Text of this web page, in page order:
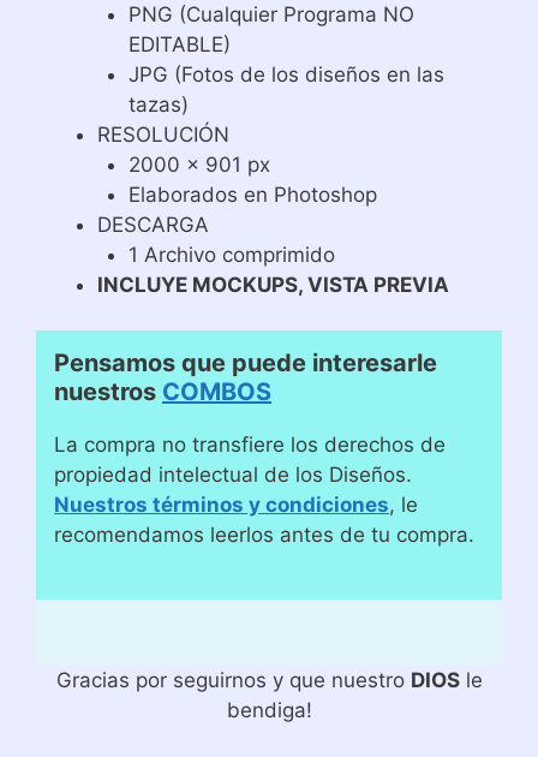
PNG (Cualquier Programa NO
EDITABLE)
JPG (Fotos de los diseños en las
tazas)
RESOLUCIÓN
2000 x 901 px
Elaborados en Photoshop
DESCARGA
1 Archivo comprimido
INCLUYE MOCKUPS, VISTA PREVIA
Pensamos que puede interesarle
nuestros COMBOS
La compra no transfiere los derechos de
propiedad intelectual de los Diseños.
Nuestros términos y condiciones, le
recomendamos leerlos antes de tu compra.
Gracias por seguirnos y que nuestro DIOSle
bendiga!